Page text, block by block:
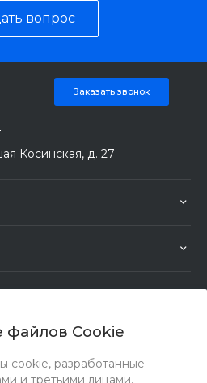
файлов Cookie
cookie, разработанные
и третьими лицами,
вопрос
Заказать звонок
Косинская, д. 27